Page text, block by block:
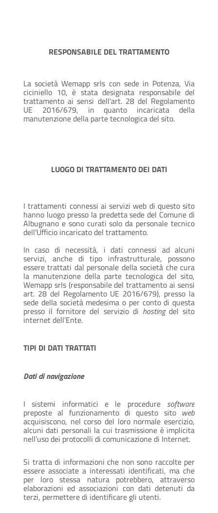
RESPONSABILE DEL TRATTAMENTO
La società Wemapp srls con sede in Potenza, Via
ciciniello 10, è stata designata responsabile del
trattamento ai sensi dell'art. 28 del Regolamento
UE 2016/679, in quanto incaricata della
manutenzione della parte tecnologica del sito.
LUOGO DI TRATTAMENTO DEI DATI
I trattamenti connessi ai servizi web di questo sito
hanno luogo presso la predetta sede del Comune di
Albugnano e sono curati solo da personale tecnico
dell'Ufficio incaricato del trattamento.
In caso di necessità, i dati connessi ad alcuni
servizi, anche di tipo infrastrutturale, possono
essere trattati dal personale della società che cura
la manutenzione della parte tecnologica del sito,
Wemapp srls (responsabile del trattamento ai sensi
art. 28 del Regolamento UE 2016/679), presso la
sede della società medesima o per conto di questa
presso il fornitore del servizio di hosting del sito
internet dell’Ente.
TIPI DI DATI TRATTATI
Dati di navigazione
I sistemi informatici e le procedure software
preposte al funzionamento di questo sito web
acquisiscono, nel corso del loro normale esercizio,
alcuni dati personali la cui trasmissione è implicita
nell'uso dei protocolli di comunicazione di Internet.
Si tratta di informazioni che non sono raccolte per
essere associate a interessati identificati, ma che
per loro stessa natura potrebbero, attraverso
elaborazioni ed associazioni con dati detenuti da
terzi, permettere di identificare gli utenti.